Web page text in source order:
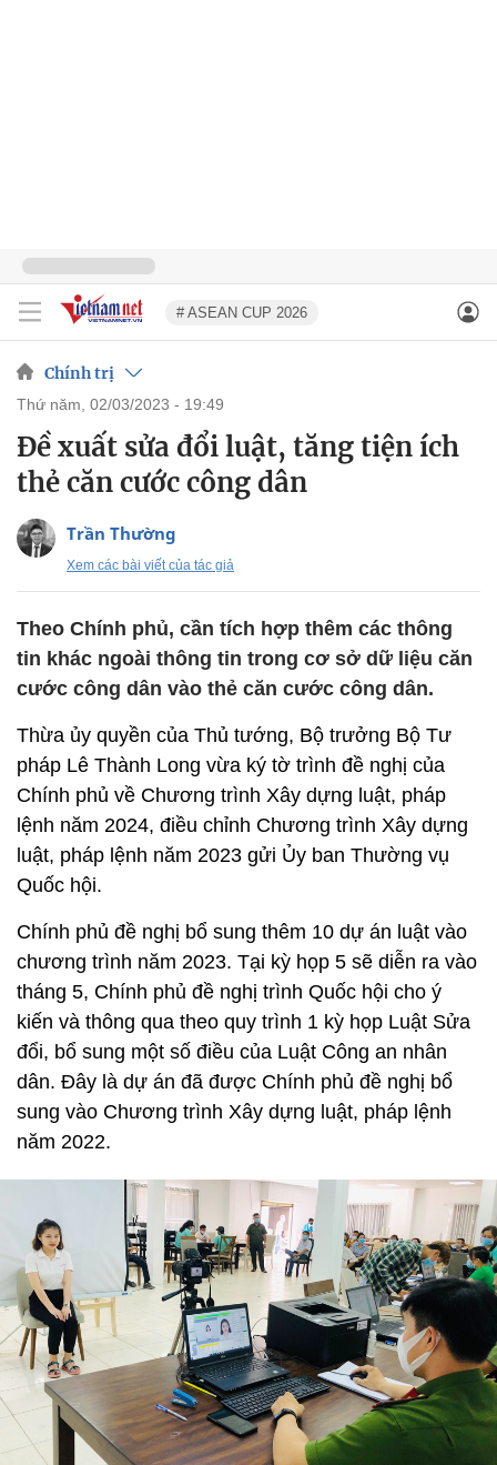
# ASEAN CUP 2026
Chính trị
thứ năm, 02/03/2023 - 19:49
Đề xuất sửa đổi luật, tăng tiện ích
thẻ căn cước công dân
Trần Thường
Xem các bài viết của tác giả
Theo Chính phủ, cần tích hợp thêm các thông
tin khác ngoài thông tin trong cơ sở dữ liệu căn
cước công dân vào thẻ căn cước công dân.
Thừa ủy quyền của Thủ tướng, Bộ trưởng Bộ Tư
pháp Lê Thành Long vừa ký tờ trình đề nghị của
Chính phủ về Chương trình Xây dựng luật, pháp
lệnh năm 2024, điều chỉnh Chương trình Xây dựng
luật, pháp lệnh năm 2023 gửi Ủy ban Thường vụ
Quốc hội.
Chính phủ đề nghị bổ sung thêm 10 dự án luật vào
chương trình năm 2023. Tại kỳ họp 5 sẽ diễn ra vào
tháng 5, Chính phủ đề nghị trình Quốc hội cho ý
kiến và thông qua theo quy trình 1 kỳ họp Luật Sửa
đổi, bổ sung một số điều của Luật Công an nhân
dân. Đây là dự án đã được Chính phủ đề nghị bổ
sung vào Chương trình Xây dựng luật, pháp lệnh
năm 2022.